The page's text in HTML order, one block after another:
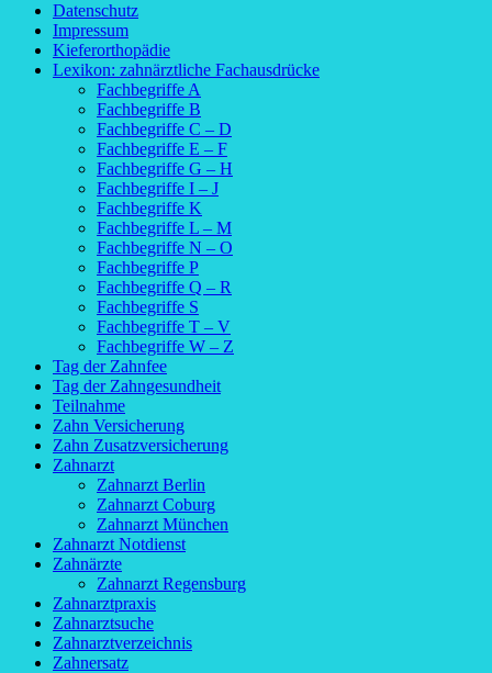
Datenschutz
Impressum
Kieferorthopädie
Lexikon: zahnärztliche Fachausdrücke
Fachbegriffe A
Fachbegriffe B
Fachbegriffe C – D
Fachbegriffe E – F
Fachbegriffe G – H
Fachbegriffe I – J
Fachbegriffe K
Fachbegriffe L – M
Fachbegriffe N – O
Fachbegriffe P
Fachbegriffe Q – R
Fachbegriffe S
Fachbegriffe T – V
Fachbegriffe W – Z
Tag der Zahnfee
Tag der Zahngesundheit
Teilnahme
Zahn Versicherung
Zahn Zusatzversicherung
Zahnarzt
Zahnarzt Berlin
Zahnarzt Coburg
Zahnarzt München
Zahnarzt Notdienst
Zahnärzte
Zahnarzt Regensburg
Zahnarztpraxis
Zahnarztsuche
Zahnarztverzeichnis
Zahnersatz